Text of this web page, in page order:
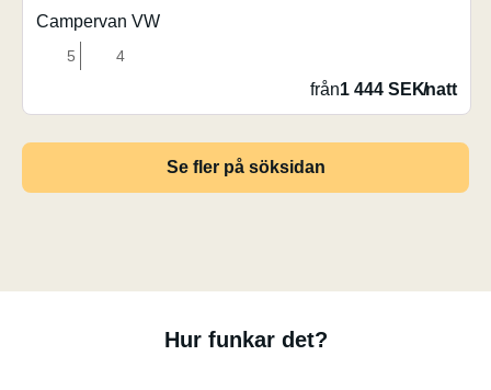
Campervan VW
5 4
från1 444 SEK/natt
Se fler på söksidan
Hur funkar det?